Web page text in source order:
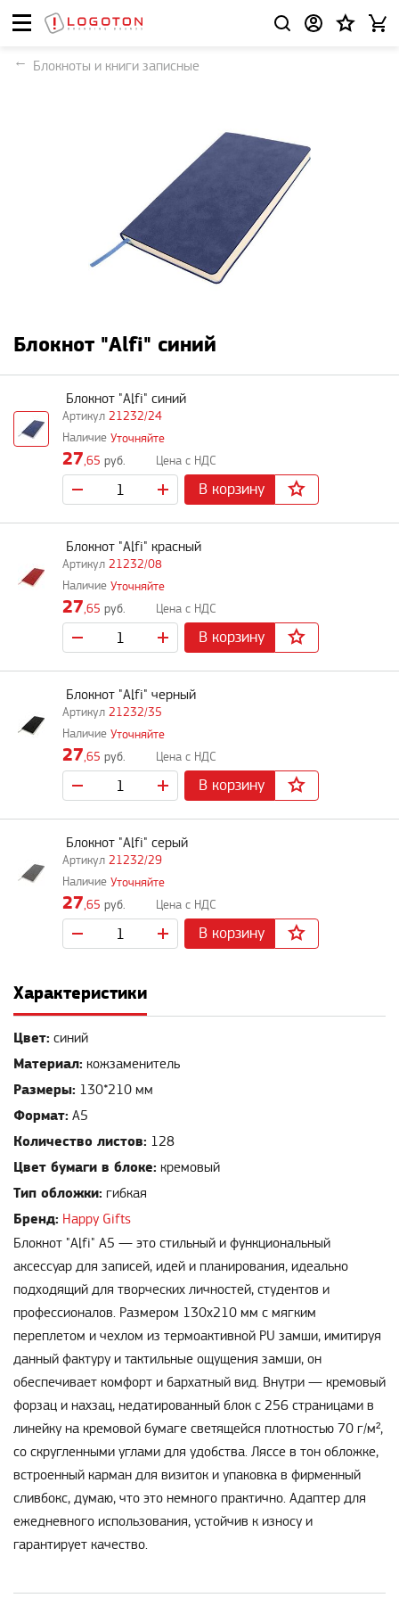
Блокноты и книги записные
Блокнот "Alfi" синий
21232/24
Блокнот "Alfi" синий
Уточняйте
27,65 руб.
В корзину
21232/08
Блокнот "Alfi" красный
Уточняйте
27,65 руб.
В корзину
21232/35
Блокнот "Alfi" черный
Уточняйте
27,65 руб.
В корзину
21232/29
Блокнот "Alfi" серый
Уточняйте
27,65 руб.
В корзину
Характеристики
Цвет: синий
Материал: кожзаменитель
Размеры: 130*210 мм
Формат: А5
Количество листов: 128
Цвет бумаги в блоке: кремовый
Тип обложки: гибкая
Бренд: Happy Gifts
Блокнот "Alfi" A5 — это стильный и функциональный
аксессуар для записей, идей и планирования, идеально
подходящий для творческих личностей, студентов и
профессионалов. Размером 130x210 мм с мягким
переплетом и чехлом из термоактивной PU замши, имитируя
данный фактуру и тактильные ощущения замши, он
обеспечивает комфорт и бархатный вид. Внутри — кремовый
форзац и нахзац, недатированный блок с 256 страницами в
линейку на кремовой бумаге светящейся плотностью 70 г/м²,
со скругленными углами для удобства. Ляссе в тон обложке,
встроенный карман для визиток и упаковка в фирменный
сливбокс, думаю, что это немного практично. Адаптер для
ежедневного использования, устойчив к износу и
гарантирует качество.